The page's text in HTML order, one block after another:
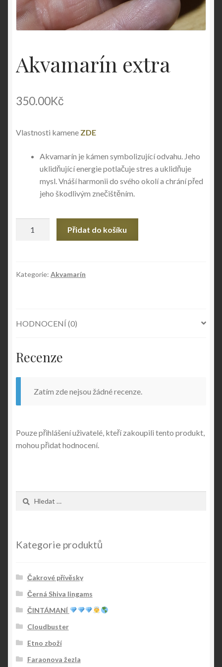
Akvamarín extra
350.00Kč
Vlastnosti kamene ZDE
Akvamarín je kámen symbolizující odvahu. Jeho
uklidňující energie potlačuje stres a uklidňuje
mysl. Vnáší harmonii do svého okolí a chrání před
jeho škodlivým znečištěním.
Přidat do košíku
Kategorie: Akvamarín
HODNOCENÍ (0)
Recenze
Zatím zde nejsou žádné recenze.
Pouze přihlášení uživatelé, kteří zakoupili tento produkt,
mohou přidat hodnocení.
Kategorie produktů
Čakrové přívěsky
Černá Shiva lingams
ČINTÁMANÍ
Cloudbuster
Etno zboží
Faraonova žezla